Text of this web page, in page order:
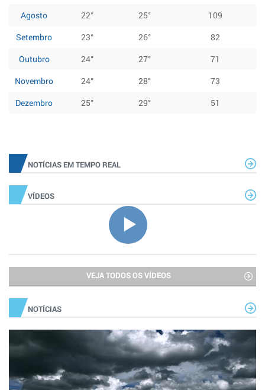
Agosto
22° 25°
109
Setembro
23° 26°
82
Outubro
24° 27°
71
Novembro
24° 28°
73
Dezembro
25° 29° 51
NOTÍCIAS EM TEMPO REAL
VÍDEOS
VEJA TODOS OS VÍDEOS
NOTÍCIAS